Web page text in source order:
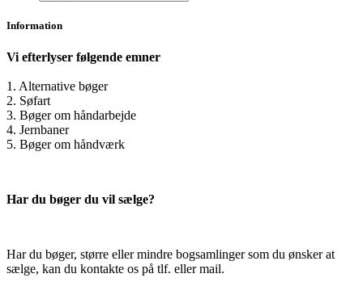
Information
Vi efterlyser følgende emner
1. Alternative bøger
2. Søfart
3. Bøger om håndarbejde
4. Jernbaner
5. Bøger om håndværk
Har du bøger du vil sælge?
Har du bøger, større eller mindre bogsamlinger som du ønsker at
sælge, kan du kontakte os på tlf. eller mail.